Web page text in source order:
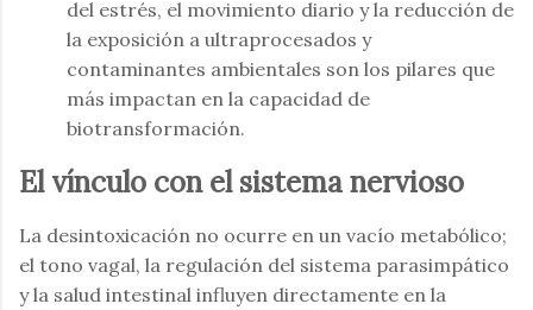
del estrés, el movimiento diario y la reducción de
la exposición a ultraprocesados y
contaminantes ambientales son los pilares que
más impactan en la capacidad de
biotransformación.
El vínculo con el sistema nervioso
La desintoxicación no ocurre en un vacío metabólico;
el tono vagal, la regulación del sistema parasimpático
y la salud intestinal influyen directamente en la